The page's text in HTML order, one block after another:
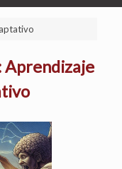
Aprendizaje